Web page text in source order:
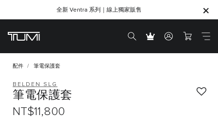
SHOP GIFTS
全新 Ventra 系列｜線上獨家販售
為你所愛的人，找到最合適的心意之選｜SHOP GIFTS
配件 筆電保護套
BELDEN SLG
筆電保護套
NT$11,800